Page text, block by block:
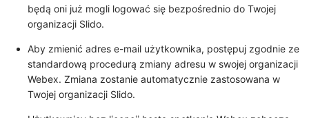
będą oni już mogli logować się bezpośrednio do Twojej
organizacji Slido.
Aby zmienić adres e-mail użytkownika, postępuj zgodnie ze
standardową procedurą zmiany adresu w swojej organizacji
Webex. Zmiana zostanie automatycznie zastosowana w
Twojej organizacji Slido.